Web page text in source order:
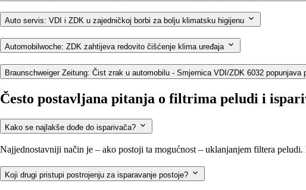
Auto servis: VDI i ZDK u zajedničkoj borbi za bolju klimatsku higijenu
Automobilwoche: ZDK zahtijeva redovito čišćenje klima uređaja
Braunschweiger Zeitung: Čist zrak u automobilu - Smjernica VDI/ZDK 6032 popunjava
Često postavljana pitanja o filtrima peludi i
Kako se najlakše dođe do isparivača?
Najjednostavniji način je – ako postoji ta mogućnost – uklanjanjem filtera
Koji drugi pristupi postrojenju za isparavanje postoje?